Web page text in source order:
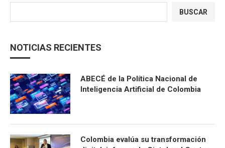
BUSCAR
NOTICIAS RECIENTES
ABECÉ de la Política Nacional de
Inteligencia Artificial de Colombia
Colombia evalúa su transformación